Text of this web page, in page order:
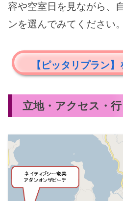
容や空室日を見ながら、
ンを選んでみてください。
【ピッタリプラン
立地・アクセス・